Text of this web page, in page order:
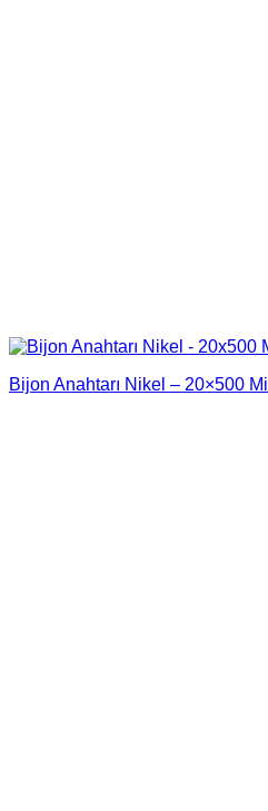
Bijon Anahtarı Nikel – 20×500 Mil